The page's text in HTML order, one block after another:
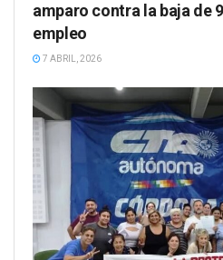
amparo contra la baja de
empleo
7 ABRIL, 2026